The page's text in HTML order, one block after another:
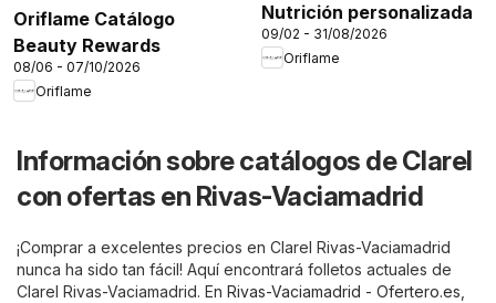
Oriflame Catálogo
Beauty Rewards
08/06 - 07/10/2026
Oriflame
Nutrición personalizada
09/02 - 31/08/2026
Oriflame
Información sobre catálogos de Clarel
con ofertas en Rivas-Vaciamadrid
¡Comprar a excelentes precios en Clarel Rivas-Vaciamadrid
nunca ha sido tan fácil! Aquí encontrará folletos actuales de
Clarel Rivas-Vaciamadrid. En Rivas-Vaciamadrid - Ofertero.es